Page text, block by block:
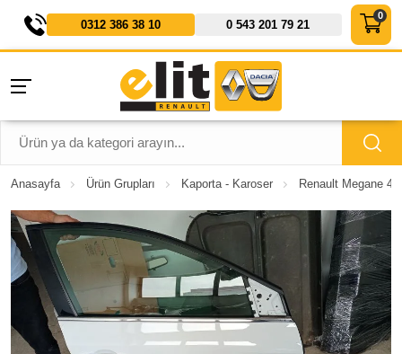
0312 386 38 10 0 543 201 79 21
Anasayfa Ürün Grupları Kaporta - Karoser Renault Megane 4